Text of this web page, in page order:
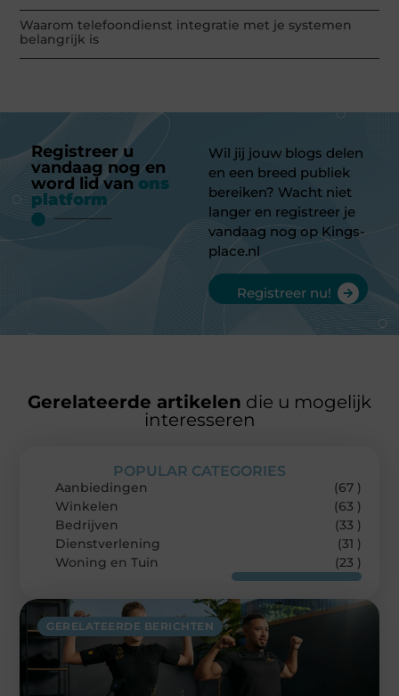
Waarom telefoondienst integratie met je systemen
belangrijk is
Registreer u
vandaag nog en
word lid van ons
platform
Wil jij jouw blogs delen
en een breed publiek
bereiken? Wacht niet
langer en registreer je
vandaag nog op Kings-
place.nl
Registreer nu!
Gerelateerde artikelen die u mogelijk
interesseren
GERELATEERDE BERICHTEN
POPULAR CATEGORIES
Aanbiedingen
(67 )
Winkelen
(63 )
Bedrijven
(33 )
Dienstverlening
(31 )
Woning en Tuin
(23 )